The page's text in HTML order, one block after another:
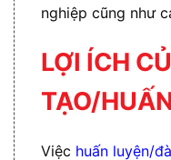
nghiệp cũng như
LỢI ÍCH
TẠO/
Việc huấn luyện/